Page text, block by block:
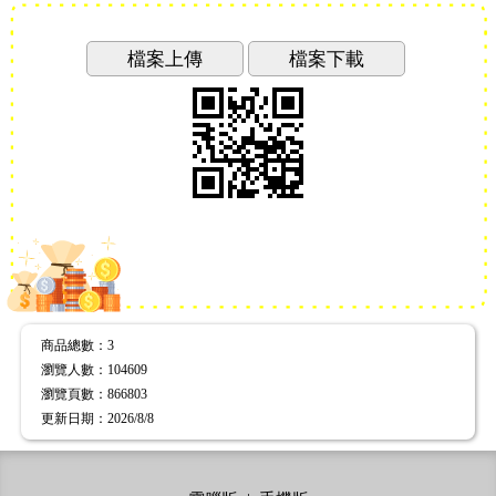
檔案上傳 檔案下載
商品總數 ：3
瀏覽人數 ： 104609
瀏覽頁數 ：866803
更新日期 ：2026/8/8